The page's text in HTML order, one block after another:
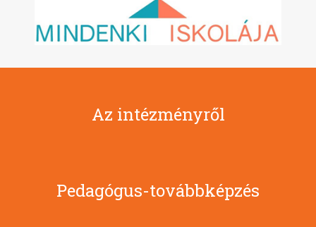
Az intézményről
Pedagógus-továbbképzés